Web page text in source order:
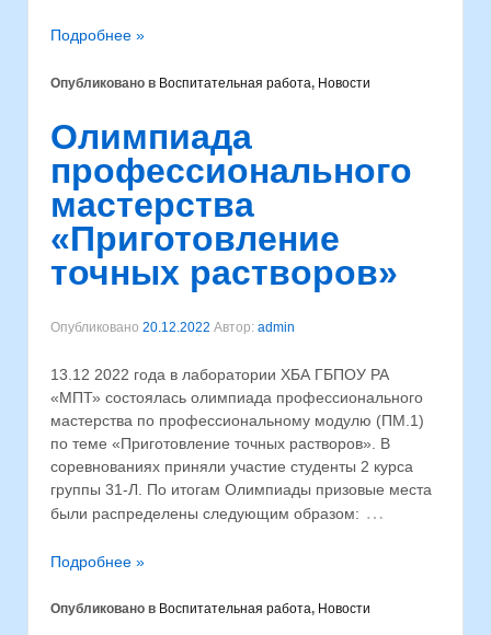
Подробнее »
Опубликовано в Воспитательная работа, Новости
Олимпиада
профессионального
мастерства
«Приготовление
точных растворов»
Опубликовано 20.12.2022 Автор: admin
13.12 2022 года в лаборатории ХБА ГБПОУ РА
«МПТ» состоялась олимпиада профессионального
мастерства по профессиональному модулю (ПМ.1)
по теме «Приготовление точных растворов». В
соревнованиях приняли участие студенты 2 курса
группы 31-Л. По итогам Олимпиады призовые места
были распределены следующим образом: …
Подробнее »
Опубликовано в Воспитательная работа, Новости